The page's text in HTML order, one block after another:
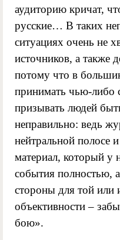
аудиторию кричат,
русские… В таких
ситуациях очень не
источников, а также
потому что в
принимать чью-либо
призывать людей
неправильно: ведь
нейтральной полосе
материал, который у
события полностью,
стороны для той
объективности –
бою».